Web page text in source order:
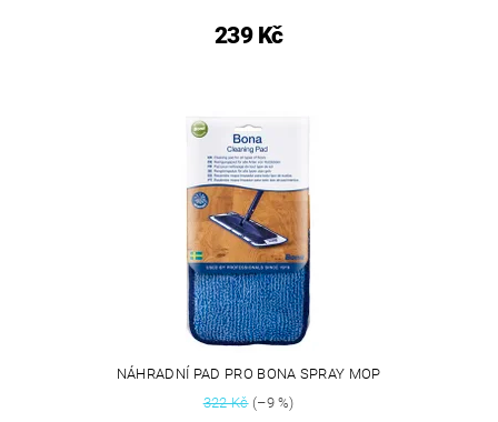
239 Kč
NÁHRADNÍ PAD PRO BONA SPRAY MOP
322 Kč(–9 %)